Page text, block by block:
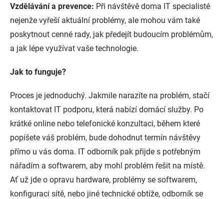
Vzdělávání a prevence: Při návštěvě doma IT specialisté
nejenže vyřeší aktuální problémy, ale mohou vám také
poskytnout cenné rady, jak předejít budoucím problémům,
a jak lépe využívat vaše technologie.
Jak to funguje?
Proces je jednoduchý. Jakmile narazíte na problém, stačí
kontaktovat IT podporu, která nabízí domácí služby. Po
krátké online nebo telefonické konzultaci, během které
popíšete váš problém, bude dohodnut termín návštěvy
přímo u vás doma. IT odborník pak přijde s potřebným
nářadím a softwarem, aby mohl problém řešit na místě.
Ať už jde o opravu hardware, problémy se softwarem,
konfiguraci sítě, nebo jiné technické obtíže, odborník se